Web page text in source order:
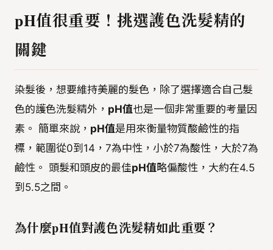
pH值很重要！挑選護色洗髮精的
關鍵
染髮後，想要維持美麗的髮色，除了選擇適合自己髮
色的護色洗髮精外， pH值也是一個非常重要的考量因
素。 簡單來說， pH值是用來衡量物質酸鹼性的指
標，範圍從0到14，7為中性，小於7為酸性，大於7為
鹼性。 頭髮和頭皮的最佳pH值略偏酸性，大約在4.5
到5.5之間。
為什麼pH值對護色洗髮精如此重要？